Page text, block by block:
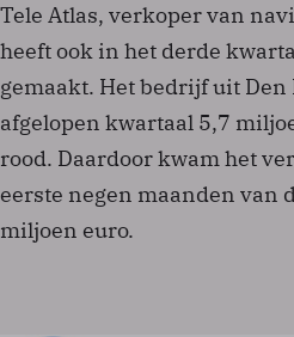
Tele Atlas, verkoper van
heeft ook in het derde
gemaakt. Het bedrijf uit Den
afgelopen kwartaal 5,7
rood. Daardoor kwam het
eerste negen maanden van
miljoen euro.